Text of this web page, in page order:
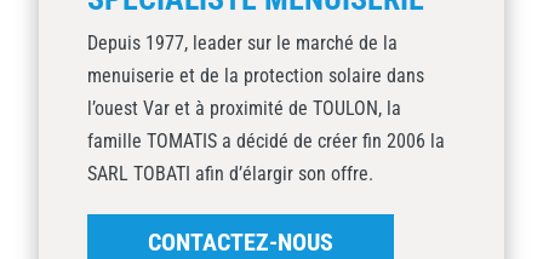
Depuis 1977, leader sur le marché de la
menuiserie et de la protection solaire dans
l’ouest Var et à proximité de TOULON, la
famille TOMATIS a décidé de créer fin 2006 la
SARL TOBATI afin d’élargir son offre.
CONTACTEZ-NOUS